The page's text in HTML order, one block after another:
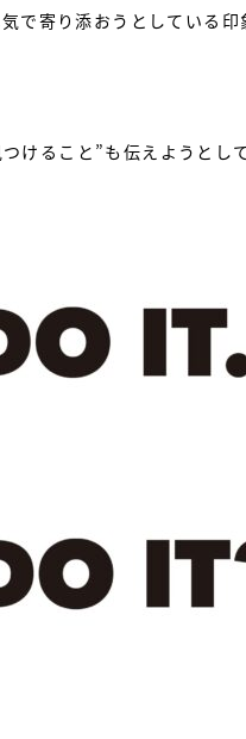
で寄り添おうとしている印
けること”も伝えようとし